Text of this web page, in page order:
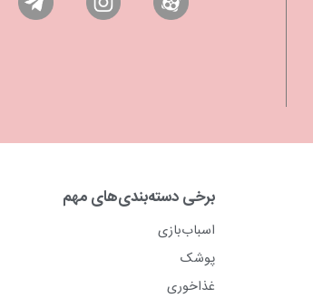
برخی دسته‌بندی‌های مهم
اسباب‌بازی
پوشک
غذاخوری